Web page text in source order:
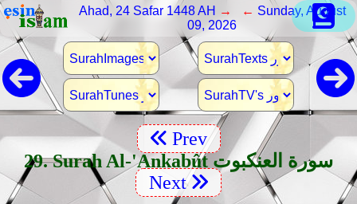
Ahad, 24 Safar 1448 AH → ← Sunday, August
09, 2026
Prev
29. Surah Al-'Ankabût سورة العنكبوت
Next